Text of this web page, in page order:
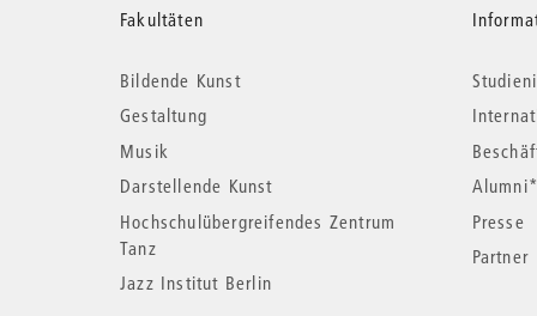
Weitere
Informationen
Fakultäten
Bildende Kunst
Gestaltung
Musik
Darstellende Kunst
Hochschulübergreifendes Zentrum
Tanz
Jazz Institut Berlin
Presse
Partner